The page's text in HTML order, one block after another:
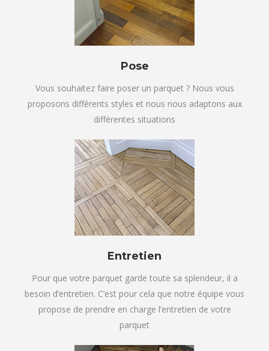
Pose
Vous souhaitez faire poser un parquet ? Nous vous
proposons différents styles et nous nous adaptons aux
différentes situations
Entretien
Pour que votre parquet garde toute sa splendeur, il a
besoin d’entretien. C’est pour cela que notre équipe vous
propose de prendre en charge l’entretien de votre
parquet